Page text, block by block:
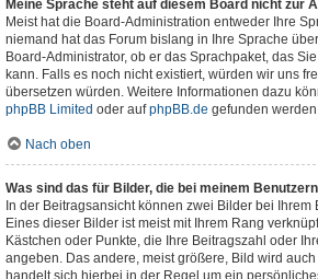
Meine Sprache steht auf diesem Board nicht zur
Meist hat die Board-Administration entweder Ihre
niemand hat das Forum bislang in Ihre Sprache
Board-Administrator, ob er das Sprachpaket, das
kann. Falls es noch nicht existiert, würden wir uns
übersetzen würden. Weitere Informationen dazu
phpBB Limited oder aufphpBB.de gefunden
Nach oben
Was sind das für Bilder, die bei meinem
In der Beitragsansicht können zwei Bilder bei Ihrem
Eines dieser Bilder ist meist mit Ihrem Rang
Kästchen oder Punkte, die Ihre Beitragszahl oder
angeben. Das andere, meist größere, Bild wird auch
handelt sich hierbei in der Regel um ein